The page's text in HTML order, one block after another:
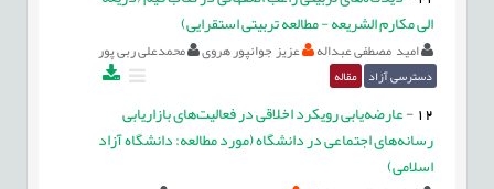
الی مکارم الشریعه - مطالعه‌ تربیتی استقرایی)
امید مصطفی عبداله عزیز جوانپور هروی محمدعلی ربی پور
دسترسی آزاد مقاله
12
-عارضه‌یابی رویکرد اخلاقی در فعالیت‌های بازاریابی
رسانه‌های اجتماعی در دانشگاه (مورد مطالعه: دانشگاه آزاد
اسلامی)